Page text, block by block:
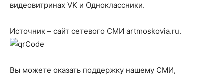
видеовитринах VK и Одноклассники.
Источник – сайт сетевого СМИ artmoskovia.ru.
Вы можете оказать поддержку нашему СМИ,